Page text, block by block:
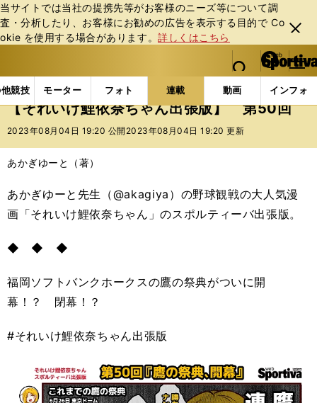
当サイトでは当社の提携先等がお客様のニーズ等について調
査・分析したり、お客様にお勧めの広告を表⽰する⽬的で Co
okie を使⽤する場合があります。詳しくはこちら
閉じ
る
web Sportiva (webスポルティーバ)
検索
マイペ
ー
ジ
メニュ
競技 モーター フォト 連載 動画 インフォ
b
ス
ポ
ル
ィ
ー
連載コラム スポマン！ それいけ鯉依奈ちゃん出張
【それいけ鯉依奈ちゃん出張版】 第50回
2023年08月04日 19:20 公開 2023年08月04日 19:20 更新
あかぎゆーと（著）
あかぎゆーと先生（@akagiya）の野球観戦の大人気漫
画「それいけ鯉依奈ちゃん」のスポルティーバ出張版。
◆ ◆ ◆
福岡ソフトバンクホークスの鷹の祭典がついに開
幕！？ 閉幕！？
#それいけ鯉依奈ちゃん出張版